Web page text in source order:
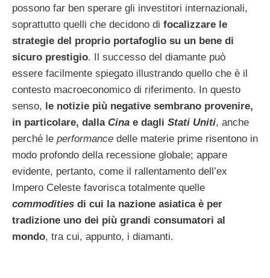
possono far ben sperare gli investitori internazionali,
soprattutto quelli che decidono di focalizzare le
strategie del proprio portafoglio su un bene di
sicuro prestigio. Il successo del diamante può
essere facilmente spiegato illustrando quello che è il
contesto macroeconomico di riferimento. In questo
senso, le notizie più negative sembrano provenire,
in particolare, dalla Cina e dagli Stati Uniti, anche
perché le performance delle materie prime risentono in
modo profondo della recessione globale; appare
evidente, pertanto, come il rallentamento dell’ex
Impero Celeste favorisca totalmente quelle
commodities di cui la nazione asiatica è per
tradizione uno dei più grandi consumatori al
mondo, tra cui, appunto, i diamanti.